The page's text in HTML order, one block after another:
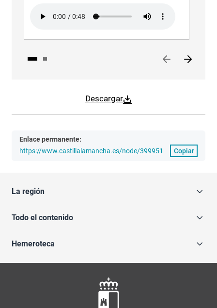
Descargar
Enlace permanente:
https://www.castillalamancha.es/node/399951
Copiar
La región
Todo el contenido
Hemeroteca